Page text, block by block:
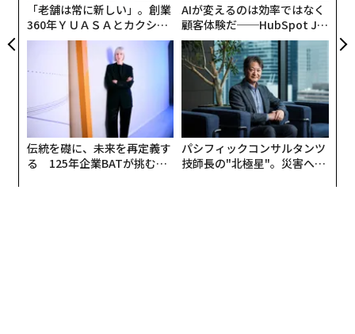
「老舗は常に新しい」。創業
360年ＹＵＡＳＡとカクシン
CEO田尻望が語る、AIを超え
る人の価値
AIが変えるのは効率ではなく
顧客体験だ──HubSpot Ja
panが語る「Grow Better」
な組織のつくり方
伝統を礎に、未来を再定義す
る 125年企業BATが挑むス
パシフィックコンサルタンツ
技師長の"北極星"。災害への